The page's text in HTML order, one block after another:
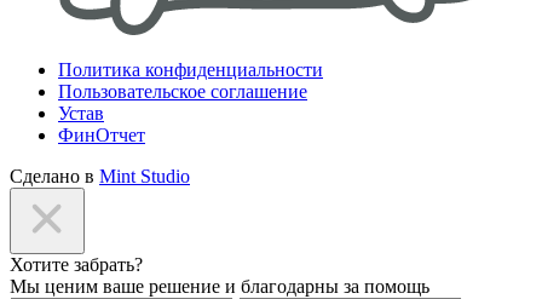
Политика конфиденциальности
Пользовательское соглашение
Устав
ФинОтчет
Сделано в Mint Studio
Хотите забрать?
Мы ценим ваше решение и благодарны за помощь